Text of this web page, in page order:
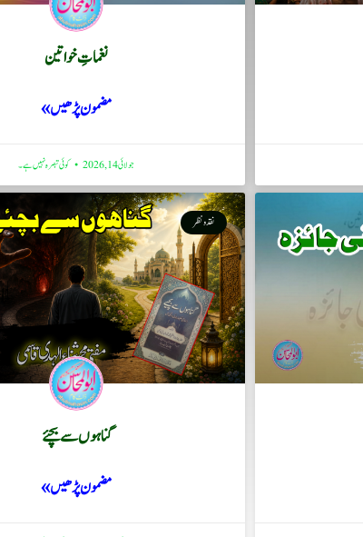
نغماتِ خواتین
مضمون پڑھیں »
جولائی 14, 2026 کوئی تبصرہ نہیں ہے۔
نقد ونظر
گناہوں سے بچئے
مضمون پڑھیں »